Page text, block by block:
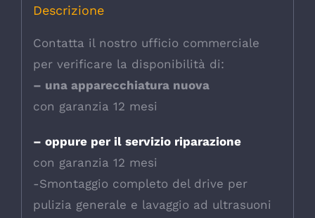
Descrizione
Contatta il nostro ufficio commerciale
per verificare la disponibilità di:
– una apparecchiatura nuova
con garanzia 12 mesi
– oppure per il servizio riparazione
con garanzia 12 mesi
-Smontaggio completo del drive per
pulizia generale e lavaggio ad ultrasuoni